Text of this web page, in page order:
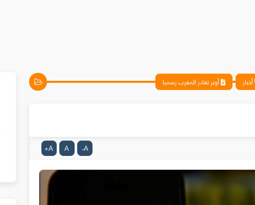
أخبار أوبر تغادر المغرب رسميا
A
-
A
A
+